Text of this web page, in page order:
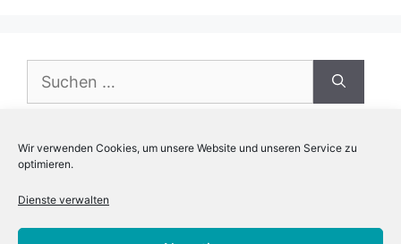
Wir verwenden Cookies, um unsere Website und unseren Service zu
optimieren.
Dienste verwalten